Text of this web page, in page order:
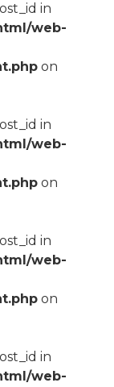
in
web-
on
in
web-
on
in
web-
on
in
web-